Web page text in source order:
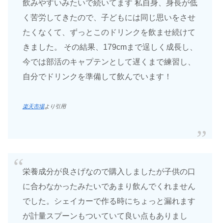
飲みやすいみたいで続いてます 私自身、身長が低
く苦労してきたので、子どもには同じ思いをさせ
たくなくて、ずっとこのドリンクを飲ませ続けて
きました。 その結果、179cmまで逞しく成長し、
今では部活のキャプテンとして遅くまで練習し、
自分でドリンクを準備して飲んでいます！
楽天市場より引用
栄養成分が良さげなので購入しましたが子供の口
に合わなかったみたいであまり飲んでくれません
でした。シェイカーで作る時にちょっと漏れます
が計量スプーンもついていて良い点もありまし